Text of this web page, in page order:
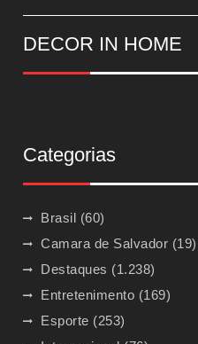
DECOR IN HOME
Categorias
Brasil (60)
Camara de Salvador (19)
Destaques (1.238)
Entretenimento (169)
Esporte (253)